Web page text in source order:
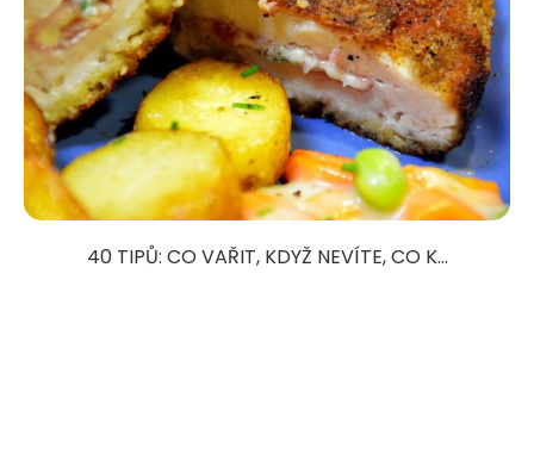
40 TIPŮ: CO VAŘIT, KDYŽ NEVÍTE, CO K...